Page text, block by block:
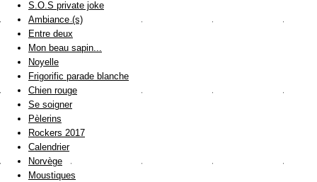
S.O.S private joke
Ambiance (s)
Entre deux
Mon beau sapin...
Noyelle
Frigorific parade blanche
Chien rouge
Se soigner
Pèlerins
Rockers 2017
Calendrier
Norvège
Moustiques